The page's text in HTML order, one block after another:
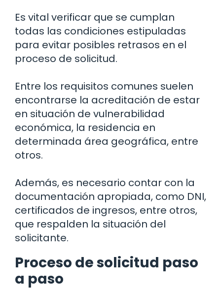
Es vital verificar que se cumplan
todas las condiciones estipuladas
para evitar posibles retrasos en el
proceso de solicitud.
Entre los requisitos comunes suelen
encontrarse la acreditación de estar
en situación de vulnerabilidad
económica, la residencia en
determinada área geográfica, entre
otros.
Además, es necesario contar con la
documentación apropiada, como DNI,
certificados de ingresos, entre otros,
que respalden la situación del
solicitante.
Proceso de solicitud paso
a paso